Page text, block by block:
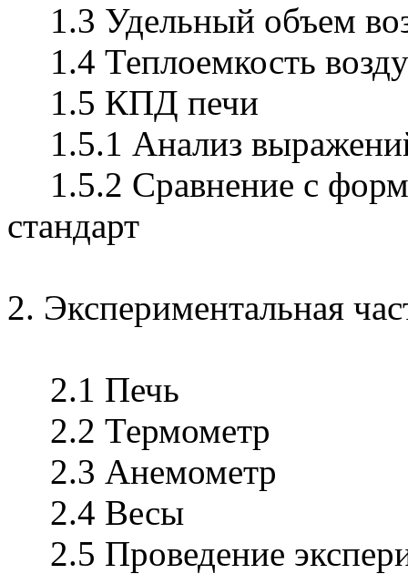
1.3 Удельный объем
1.4 Теплоемкость
1.5 КПД печи
1.5.1 Анализ
1.5.2 Сравнение с
стандарт
2. Экспериментальная
2.1 Печь
2.2 Термометр
2.3 Анемометр
2.4 Весы
2.5 Проведение